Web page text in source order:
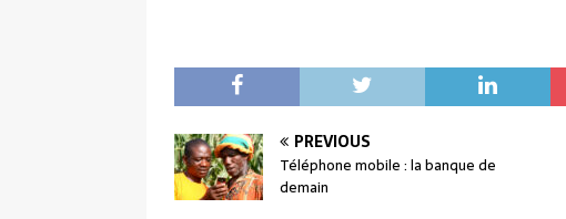
PREVIOUS
Téléphone mobile : la banque de
demain